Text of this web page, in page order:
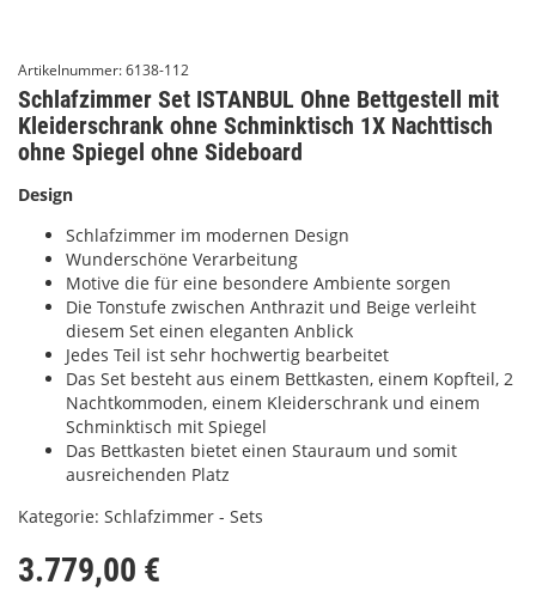
Artikelnummer:6138-112
Schlafzimmer Set ISTANBUL Ohne Bettgestell mit
Kleiderschrank ohne Schminktisch 1X Nachttisch
ohne Spiegel ohne Sideboard
Design
Schlafzimmer im modernen Design
Wunderschöne Verarbeitung
Motive die für eine besondere Ambiente sorgen
Die Tonstufe zwischen Anthrazit und Beige verleiht
diesem Set einen eleganten Anblick
Jedes Teil ist sehr hochwertig bearbeitet
Das Set besteht aus einem Bettkasten, einem Kopfteil, 2
Nachtkommoden, einem Kleiderschrank und einem
Schminktisch mit Spiegel
Das Bettkasten bietet einen Stauraum und somit
ausreichenden Platz
Kategorie: Schlafzimmer - Sets
3.779,00 €